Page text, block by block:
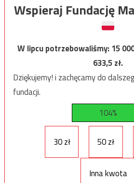
Wspieraj Fundację
W lipcu potrzebowaliśmy:15
633,5zł.
Dziękujemy! i zachęcamy do
fundacji.
104%
30 zł 50 zł
Inna kwota